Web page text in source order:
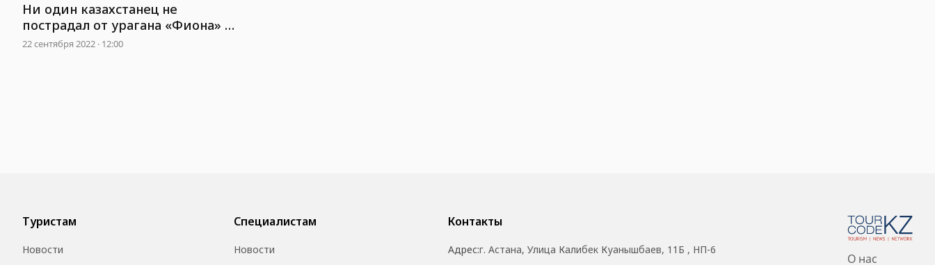
Ни один казахстанец не
пострадал от урагана «Фиона» в
Доминикане
22 сентября 2022 · 12:00
Туристам
Новости
Специалистам
Новости
Контакты
Адрес:г. Астана, Улица Калибек Куанышбаев, 11Б , НП-6
О нас